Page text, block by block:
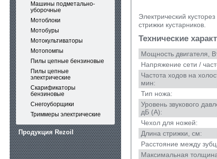
Машины подметально-
уборочные
Мотоблоки
Мотобуры
Мотокультиваторы
Мотопомпы
Пилы цепные бензиновые
Пилы цепные
электрические
Скарификаторы
бензиновые
Снегоуборщики
Триммеры электрические
Продукция Rezoil
Электрический кусторез
стрижки кустарников.
Технические
Мощность двигателя,
Напряжение сети /
Частота ходов на
мин:
Тип ножа:
Уровень звукового
дБ (А):
Чехол для ножей:
Длина стрижки, см:
Расстояние между
Максимальная